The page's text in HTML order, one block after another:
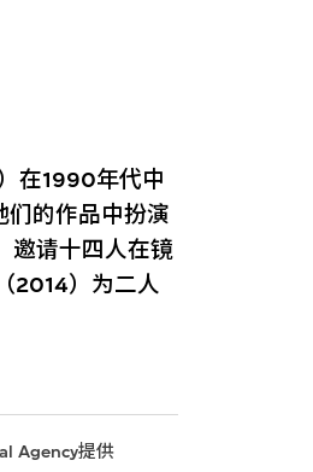
在1990年代中
们的作品中扮演
邀请十四人在镜
2014）为二人
Agency提供